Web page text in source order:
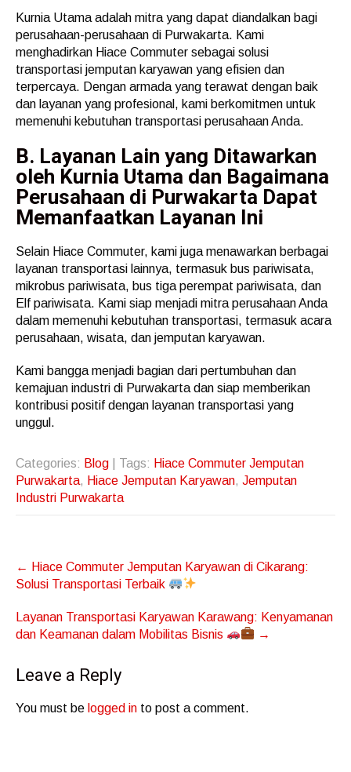
Kurnia Utama adalah mitra yang dapat diandalkan bagi
perusahaan-perusahaan di Purwakarta. Kami
menghadirkan Hiace Commuter sebagai solusi
transportasi jemputan karyawan yang efisien dan
terpercaya. Dengan armada yang terawat dengan baik
dan layanan yang profesional, kami berkomitmen untuk
memenuhi kebutuhan transportasi perusahaan Anda.
B. Layanan Lain yang Ditawarkan
oleh Kurnia Utama dan Bagaimana
Perusahaan di Purwakarta Dapat
Memanfaatkan Layanan Ini
Selain Hiace Commuter, kami juga menawarkan berbagai
layanan transportasi lainnya, termasuk bus pariwisata,
mikrobus pariwisata, bus tiga perempat pariwisata, dan
Elf pariwisata. Kami siap menjadi mitra perusahaan Anda
dalam memenuhi kebutuhan transportasi, termasuk acara
perusahaan, wisata, dan jemputan karyawan.
Kami bangga menjadi bagian dari pertumbuhan dan
kemajuan industri di Purwakarta dan siap memberikan
kontribusi positif dengan layanan transportasi yang
unggul.
Categories: Blog | Tags: Hiace Commuter Jemputan
Purwakarta, Hiace Jemputan Karyawan, Jemputan
Industri Purwakarta
Post
navigation
← Hiace Commuter Jemputan Karyawan di Cikarang:
Solusi Transportasi Terbaik
Layanan Transportasi Karyawan Karawang: Kenyamanan
dan Keamanan dalam Mobilitas Bisnis
→
Leave a Reply
You must be logged in to post a comment.